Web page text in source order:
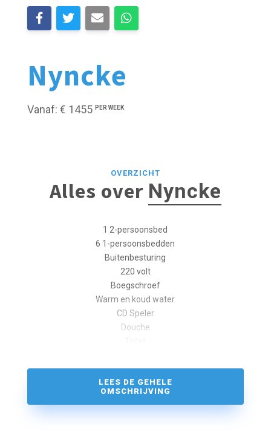
Nyncke
Vanaf: € 1455 PER WEEK
OVERZICHT
Alles over Nyncke
1 2-persoonsbed
6 1-persoonsbedden
Buitenbesturing
220 volt
Boegschroef
Warm en koud water
CD Speler
Douche
Koelkast
Televisie
Verwarming
LEES DE GEHELE
OMSCHRIJVING